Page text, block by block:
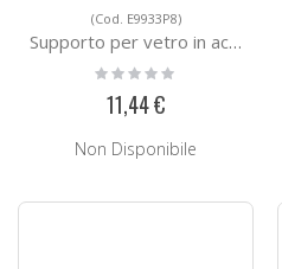
(Cod. E9933P8)
Supporto per vetro in acciaio E9933P8
Rating:
0%
11,44 €
Non Disponibile